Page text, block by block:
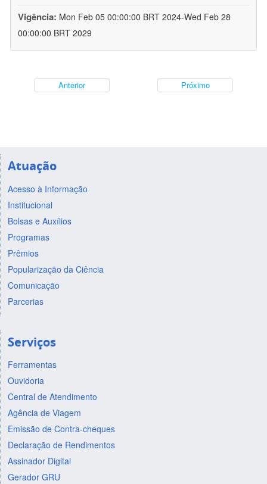
Vigência: Mon Feb 05 00:00:00 BRT 2024-Wed Feb 28
00:00:00 BRT 2029
Anterior Próximo
Atuação
Acesso à Informação
Institucional
Bolsas e Auxílios
Programas
Prêmios
Popularização da Ciência
Comunicação
Parcerias
Serviços
Ferramentas
Ouvidoria
Central de Atendimento
Agência de Viagem
Emissão de Contra-cheques
Declaração de Rendimentos
Assinador Digital
Gerador GRU